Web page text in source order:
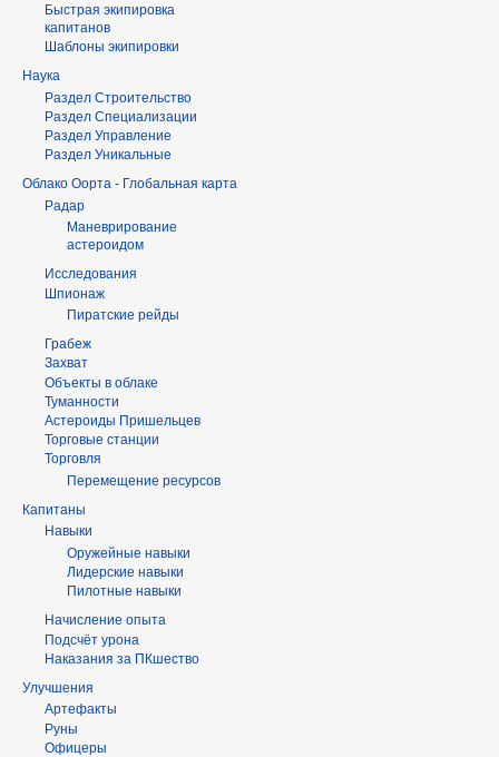
Быстрая экипировка
капитанов
Шаблоны экипировки
Наука
Раздел Строительство
Раздел Специализации
Раздел Управление
Раздел Уникальные
Облако Оорта - Глобальная карта
Радар
Маневрирование
астероидом
Исследования
Шпионаж
Пиратские рейды
Грабеж
Захват
Объекты в облаке
Туманности
Астероиды Пришельцев
Торговые станции
Торговля
Перемещение ресурсов
Капитаны
Навыки
Оружейные навыки
Лидерские навыки
Пилотные навыки
Начисление опыта
Подсчёт урона
Наказания за ПКшество
Улучшения
Артефакты
Руны
Офицеры